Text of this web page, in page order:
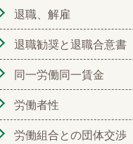
退職、解雇
退職勧奨と退職合意書
同一労働同一賃金
労働者性
労働組合との団体交渉